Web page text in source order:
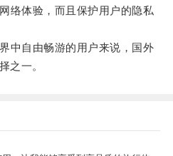
体验，而且保护用户的隐私
自由畅游的用户来说，国外
之一。